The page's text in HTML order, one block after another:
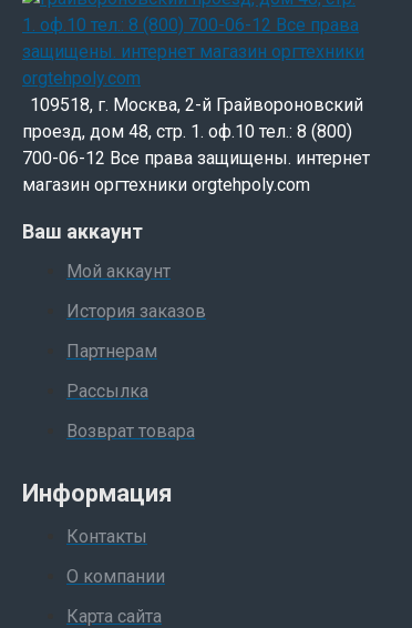
109518, г. Москва, 2-й Грайвороновский
проезд, дом 48, стр. 1. оф.10 тел.: 8 (800)
700-06-12 Все права защищены. интернет
магазин оргтехники orgtehpoly.com
Ваш аккаунт
Мой аккаунт
История заказов
Партнерам
Рассылка
Возврат товара
Информация
Контакты
О компании
Карта сайта